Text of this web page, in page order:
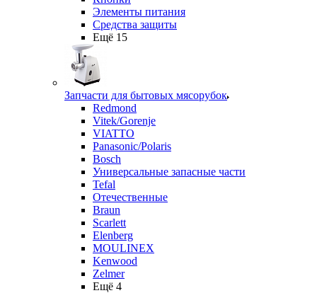
Элементы питания
Средства защиты
Ещё 15
Запчасти для бытовых мясорубок
Redmond
Vitek/Gorenje
VIATTO
Panasonic/Polaris
Bosch
Универсальные запасные части
Tefal
Отечественные
Braun
Scarlett
Elenberg
MOULINEX
Kenwood
Zelmer
Ещё 4